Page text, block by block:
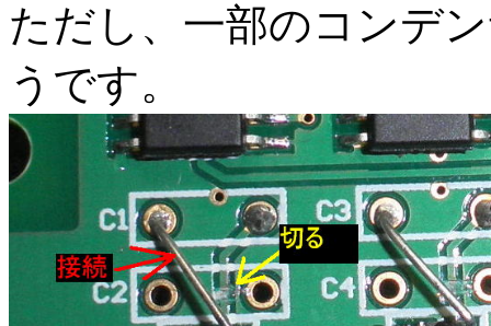
ただし、一部のコンデ
うです。